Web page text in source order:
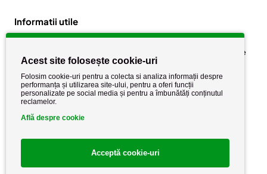
Informatii utile
Politica de cookie
Politica de confidențialitate
Termeni si conditii
Acest site folosește cookie-uri
Folosim cookie-uri pentru a colecta si analiza informații despre
performanța și utilizarea site-ului, pentru a oferi funcții
personalizate pe social media și pentru a îmbunătăți conținutul
reclamelor.
Află despre cookie
Acceptă cookie-uri